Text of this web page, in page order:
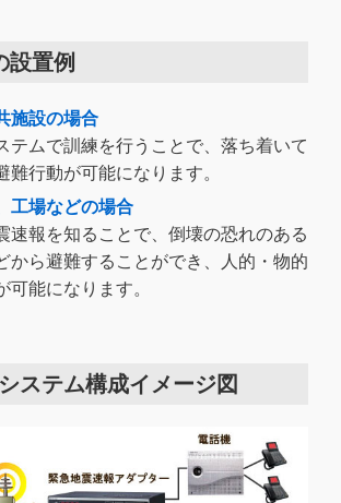
設置例
施設の場合
テムで訓練を行うことで、落ち着いて
難行動が可能になります。
工場などの場合
速報を知ることで、倒壊の恐れのある
から避難することができ、人的・物的
可能になります。
ステム構成イメージ図